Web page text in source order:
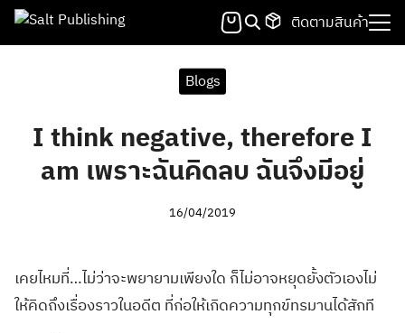
Skip
ติดตามสินค้า
Search
Blogs
I think negative, therefore I
am เพราะฉันคิดลบ ฉันจึงมีอยู่
16/04/2019
เคยไหมที่…ไม่ว่าจะพยายามเพียงใด ก็ไม่อาจหยุดยั้งตัวเองไม่
ให้คิดถึงเรื่องราวในอดีต ที่ก่อให้เกิดความทุกข์ทรมานได้สักที